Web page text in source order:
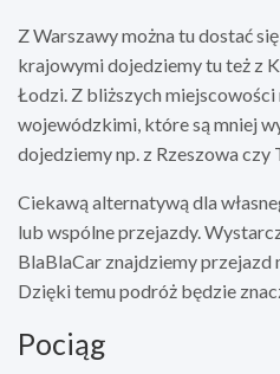
Z Warszawy można tu dostać
krajowymi dojedziemy tu też z
Łodzi. Z bliższych
wojewódzkimi, które są mniej
dojedziemy np. z Rzeszowa czy
Ciekawą alternatywą dla
lub wspólne przejazdy.
BlaBlaCar znajdziemy przejazd
Dzięki temu podróż będzie
Pociąg